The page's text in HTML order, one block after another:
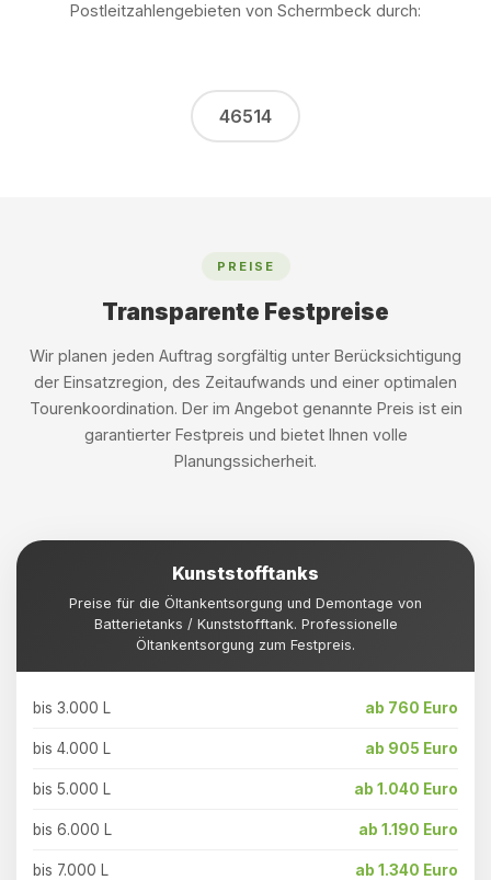
Postleitzahlengebieten von Schermbeck durch:
46514
PREISE
Transparente Festpreise
Wir planen jeden Auftrag sorgfältig unter Berücksichtigung
der Einsatzregion, des Zeitaufwands und einer optimalen
Tourenkoordination. Der im Angebot genannte Preis ist ein
garantierter Festpreis und bietet Ihnen volle
Planungssicherheit.
Kunststofftanks
Preise für die Öltankentsorgung und Demontage von
Batterietanks / Kunststofftank. Professionelle
Öltankentsorgung zum Festpreis.
bis 3.000 L ab 760 Euro
bis 4.000 L ab 905 Euro
bis 5.000 L ab 1.040 Euro
bis 6.000 L ab 1.190 Euro
bis 7.000 L ab 1.340 Euro